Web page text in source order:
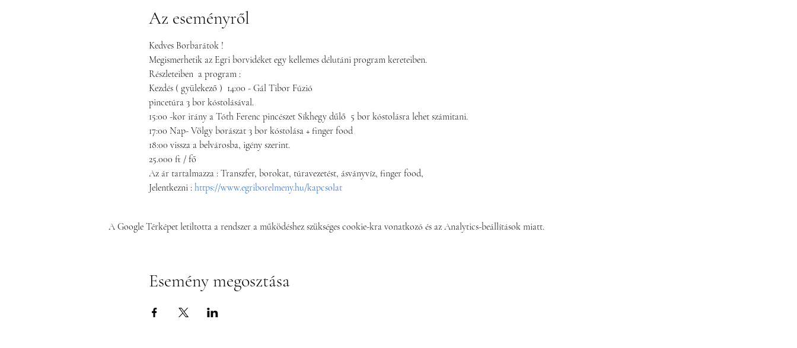
Az eseményről
Kedves Borbarátok !
Megismerhetik az Egri borvidéket egy kellemes délutáni program kereteiben.
Részleteiben  a program :
Kezdés ( gyülekező )  14:00 - Gál Tibor Fúzió
pincetúra 3 bor kóstolásával.
15:00 -kor irány a Tóth Ferenc pincészet Síkhegy dűlő  5 bor kóstolásra lehet számitani.
17:00 Nap- Völgy borászat 3 bor kóstolása + finger food
18:00 vissza a belvárosba, igény szerint.
25.000 ft / fő
Az ár tartalmazza : Transzfer, borokat, túravezetést, ásványvíz, finger food,
Jelentkezni : https://www.egriborelmeny.hu/kapcsolat
A Google Térképet letiltotta a rendszer a működéshez szükséges cookie-kra vonatkozó és az Analytics-beállítások miatt.
Esemény megosztása